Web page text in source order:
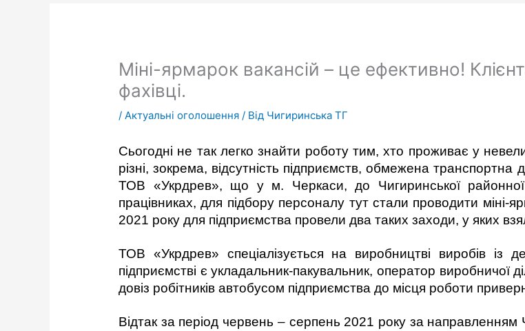
Міні-ярмарок вакансій – це ефективно!
фахівці.
/Актуальні оголошення / Від Чигиринська ТГ
Сьогодні не так легко знайти роботу тим, хто проживає у
різні, зокрема, відсутність підприємств, обмежена транспортна
ТОВ «Укрдрев», що у м. Черкаси, до Чигиринської
працівниках, для підбору персоналу тут стали проводити міні-
2021 року для підприємства провели два таких заходи, у яких
ТОВ «Укрдрев» спеціалізується на виробництві виробів із
підприємстві є укладальник-пакувальник, оператор виробничої
довіз робітників автобусом підприємства до місця роботи
Відтак за період червень – серпень 2021 року за направленням